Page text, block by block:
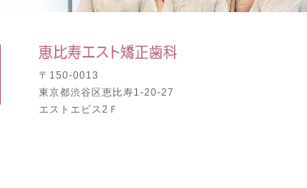
〒150-0013
東京都渋谷区恵比寿1-20-27
エストエビス2Ｆ